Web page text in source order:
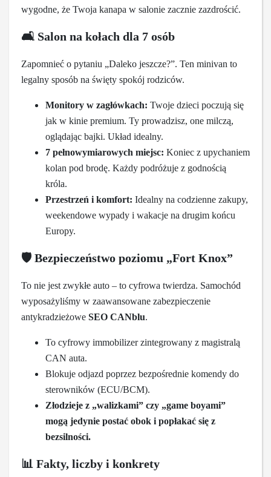
wygodne, że Twoja kanapa w salonie zacznie zazdrościć.
🛋 ️ Salon na kołach dla 7 osób
Zapomnieć o pytaniu „Daleko jeszcze?”. Ten minivan to
legalny sposób na święty spokój rodziców.
Monitory w zagłówkach: Twoje dzieci poczują się
jak w kinie premium. Ty prowadzisz, one milczą,
oglądając bajki. Układ idealny.
7 pełnowymiarowych miejsc: Koniec z upychaniem
kolan pod brodę. Każdy podróżuje z godnością
króla.
Przestrzeń i komfort: Idealny na codzienne zakupy,
weekendowe wypady i wakacje na drugim końcu
Europy.
🛡 ️ Bezpieczeństwo poziomu „Fort Knox”
To nie jest zwykłe auto – to cyfrowa twierdza. Samochód
wyposażyliśmy w zaawansowane zabezpieczenie
antykradzieżowe SEO CANblu.
To cyfrowy immobilizer zintegrowany z magistralą
CAN auta.
Blokuje odjazd poprzez bezpośrednie komendy do
sterowników (ECU/BCM).
Złodzieje z „walizkami” czy „game boyami”
mogą jedynie postać obok i popłakać się z
bezsilności.
📊 Fakty, liczby i konkrety